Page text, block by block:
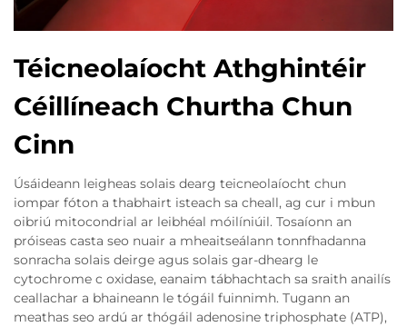
Téicneolaíocht Athghintéir
Céillíneach Churtha Chun
Cinn
Úsáideann leigheas solais dearg teicneolaíocht chun
iompar fóton a thabhairt isteach sa cheall, ag cur i mbun
oibriú mitocondrial ar leibhéal móilíniúil. Tosaíonn an
próiseas casta seo nuair a mheaitseálann tonnfhadanna
sonracha solais deirge agus solais gar-dhearg le
cytochrome c oxidase, eanaim tábhachtach sa sraith anailís
ceallachar a bhaineann le tógáil fuinnimh. Tugann an
meathas seo ardú ar thógáil adenosine triphosphate (ATP),